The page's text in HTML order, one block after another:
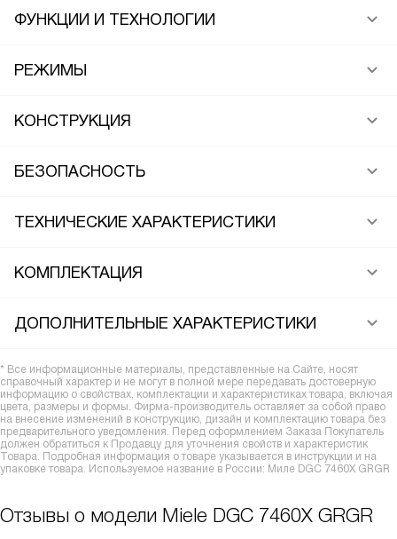
ФУНКЦИИ И ТЕХНОЛОГИИ
РЕЖИМЫ
КОНСТРУКЦИЯ
БЕЗОПАСНОСТЬ
ТЕХНИЧЕСКИЕ ХАРАКТЕРИСТИКИ
КОМПЛЕКТАЦИЯ
ДОПОЛНИТЕЛЬНЫЕ ХАРАКТЕРИСТИКИ
* Все информационные материалы, представленные на Сайте, носят
справочный характер и не могут в полной мере передавать достоверную
информацию о свойствах, комплектации и характеристиках товара, включая
цвета, размеры и формы. Фирма-производитель оставляет за собой право
на внесение изменений в конструкцию, дизайн и комплектацию товара без
предварительного уведомления. Перед оформлением Заказа Покупатель
должен обратиться к Продавцу для уточнения свойств и характеристик
Товара. Подробная информация о товаре указывается в инструкции и на
упаковке товара. Используемое название в России: Миле DGC 7460X GRGR
Отзывы о модели Miele DGC 7460X GRGR